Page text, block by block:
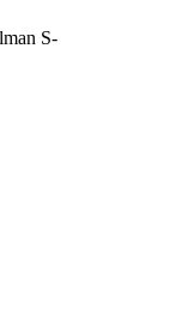
S-